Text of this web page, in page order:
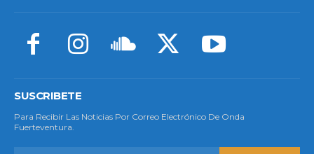
SUSCRIBETE
Para Recibir Las Noticias Por Correo Electrónico De Onda
Fuerteventura.